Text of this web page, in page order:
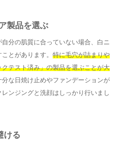
製品を選ぶ
分の肌質に合っていない場合、白ニ
とがあります。 特に毛穴が詰まりや
テスト済み」の製品を選ぶことが大
分な日焼け止めやファンデーションが
ンジングと洗顔はしっかり行いまし
ける